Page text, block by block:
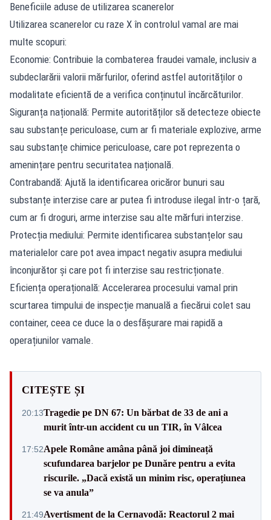
Beneficiile aduse de utilizarea scanerelor
Utilizarea scanerelor cu raze X în controlul vamal are mai
multe scopuri:
Economie: Contribuie la combaterea fraudei vamale, inclusiv a
subdeclarării valorii mărfurilor, oferind astfel autorităților o
modalitate eficientă de a verifica conținutul încărcăturilor.
Siguranța națională: Permite autorităților să detecteze obiecte
sau substanțe periculoase, cum ar fi materiale explozive, arme
sau substanțe chimice periculoase, care pot reprezenta o
amenințare pentru securitatea națională.
Contrabandă: Ajută la identificarea oricăror bunuri sau
substanțe interzise care ar putea fi introduse ilegal într-o țară,
cum ar fi droguri, arme interzise sau alte mărfuri interzise.
Protecția mediului: Permite identificarea substanțelor sau
materialelor care pot avea impact negativ asupra mediului
înconjurător și care pot fi interzise sau restricționate.
Eficiența operațională: Accelerarea procesului vamal prin
scurtarea timpului de inspecție manuală a fiecărui colet sau
container, ceea ce duce la o desfășurare mai rapidă a
operațiunilor vamale.
CITEȘTE ȘI
20:13Tragedie pe DN 67: Un bărbat de 33 de ani a
murit într-un accident cu un TIR, în Vâlcea
17:52Apele Române amâna până joi dimineață
scufundarea barjelor pe Dunăre pentru a evita
riscurile. „Dacă există un minim risc, operațiunea
se va anula”
21:49Avertisment de la Cernavodă: Reactorul 2 mai